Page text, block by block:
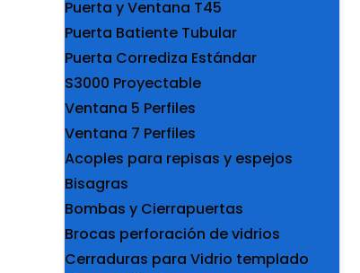
Puerta y Ventana T45
Puerta Batiente Tubular
Puerta Corrediza Estándar
S3000 Proyectable
Ventana 5 Perfiles
Ventana 7 Perfiles
Acoples para repisas y espejos
Bisagras
Bombas y Cierrapuertas
Brocas perforación de vidrios
Cerraduras para Vidrio templado